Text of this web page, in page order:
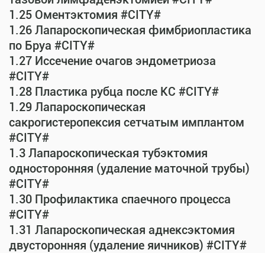
1.25 Оментэктомия #CITY#
1.26 Лапароскопическая фимбриопластика
по Бруа #CITY#
1.27 Иссечение очагов эндометриоза
#CITY#
1.28 Пластика рубца после КС #CITY#
1.29 Лапароскопическая
сакрогистеропексия сетчатым имплантом
#CITY#
1.3 Лапароскопическая тубэктомия
односторонняя (удаление маточной трубы)
#CITY#
1.30 Профилактика спаечного процесса
#CITY#
1.31 Лапароскопическая аднексэктомия
двусторонняя (удаление яичников) #CITY#